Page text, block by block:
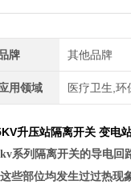
牌 其他品牌
用领域 医疗卫生,环
升压站隔离开关 变电
系列隔离开关的导电回
些部位均发生过过热现